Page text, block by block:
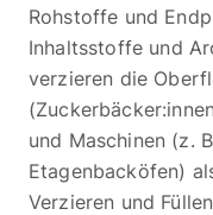
Rohstoffe und
Inhaltsstoffe und
verzieren die
und Maschinen (z.
Etagenbacköfen)
Verzieren und